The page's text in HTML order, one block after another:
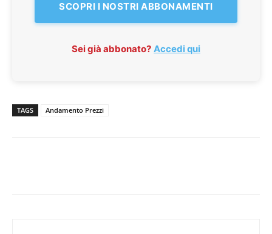
SCOPRI I NOSTRI ABBONAMENTI
Sei già abbonato? Accedi qui
TAGS Andamento Prezzi